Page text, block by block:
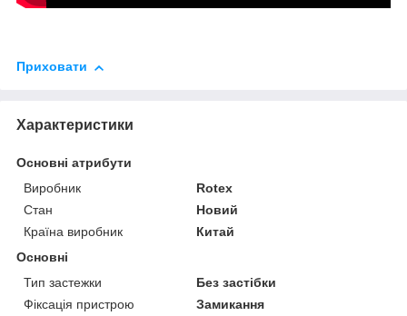
Приховати
Характеристики
Основні атрибути
Виробник
Rotex
Стан
Новий
Країна виробник
Китай
Основні
Тип застежки
Без застібки
Фіксація пристрою
Замикання